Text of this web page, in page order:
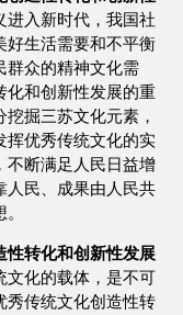
进入新时代，我国社
好生活需要和不平衡
群众的精神文化需
化和创新性发展的重
掘三苏文化元素，
挥优秀传统文化的实
不断满足人民日益增
人民、成果由人民共
性转化和创新性发展
文化的载体，是不可
秀传统文化创造性转